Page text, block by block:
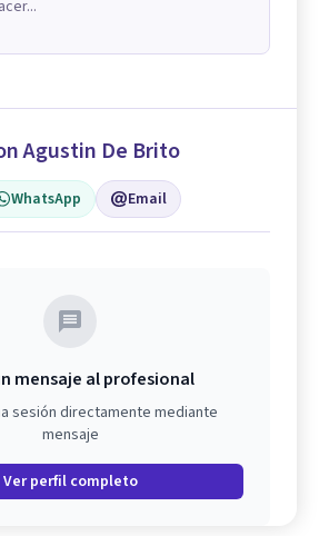
Agustin De Brito
WhatsApp Email
mensaje al profesional
sesión directamente mediante
mensaje
Ver perfil completo